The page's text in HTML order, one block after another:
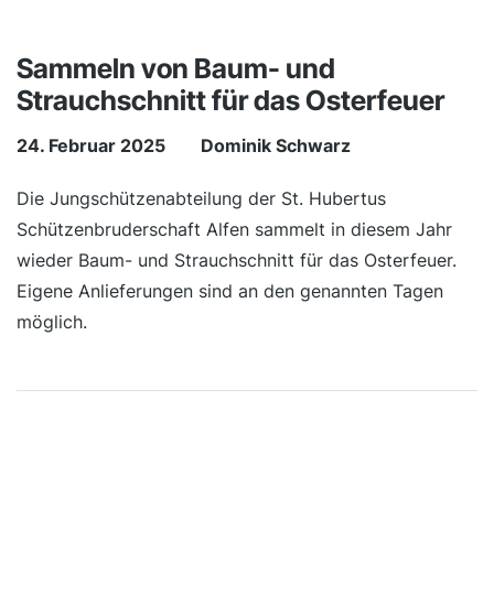
Sammeln von Baum- und
Strauchschnitt für das Osterfeuer
24. Februar 2025 Dominik Schwarz
Die Jungschützenabteilung der St. Hubertus
Schützenbruderschaft Alfen sammelt in diesem Jahr
wieder Baum- und Strauchschnitt für das Osterfeuer.
Eigene Anlieferungen sind an den genannten Tagen
möglich.